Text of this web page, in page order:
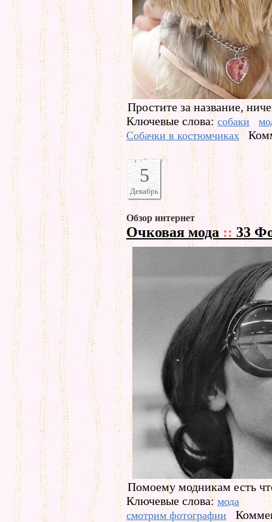
Простите за название,
Ключевые слова:собаки
Собачки в костюмчиках
5
Декабрь
Обзор интернет
Очковая мода :: 33
Помоему модникам есть
Ключевые слова:мода
смотрим фотографии